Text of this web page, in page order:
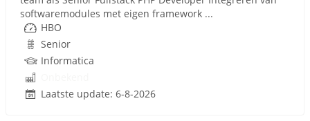
softwaremodules met eigen framework ...
HBO
Senior
Informatica
Laatste update: 6-8-2026